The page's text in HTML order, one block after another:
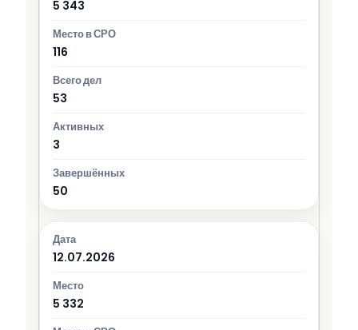
5 343
116
53
3
50
12.07.2026
5 332